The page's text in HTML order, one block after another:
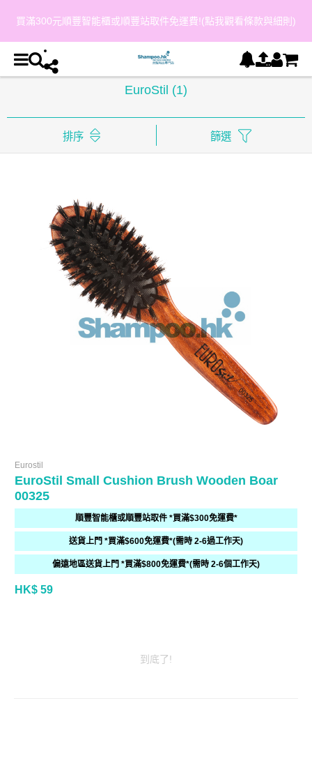
買滿300元順豐智能櫃或順豐站取件免運費!(點我觀看條款與細則)
EuroStil (1)
排序 篩選
Eurostil
EuroStil Small Cushion Brush Wooden Boar
00325
順豐智能櫃或順豐站取件 *買滿$300免運費*
送貨上門 *買滿$600免運費*(需時 2-6過工作天)
偏遠地區送貨上門 *買滿$800免運費*(需時 2-6個工作天)
HK$ 59
到底了!